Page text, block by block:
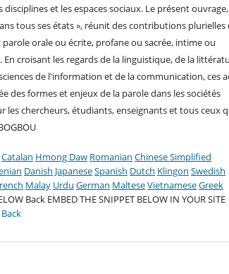
et les espaces sociaux. Le présent
tous ses états », réunit des contributions plurielles
orale ou écrite, profane ou sacrée, intime ou
croisant les regards de la linguistique, de la
de l'information et de la communication, ces
des formes et enjeux de la parole dans les sociétés
chercheurs, étudiants, enseignants et tous ceux
Catalan Hmong Daw Romanian Chinese Simplified
Danish JapaneseSpanish Dutch Klingon Swedish
Malay Urdu German MalteseVietnameseGreek
Back EMBED THE SNIPPET BELOW IN YOUR SITE
Back